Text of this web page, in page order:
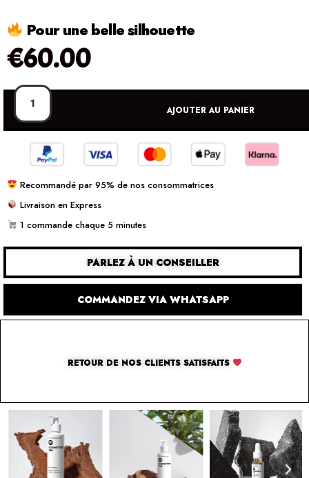
Pour une belle silhouette
€60.00
AJOUTER AU PANIER
Recommandé par 95% de nos consommatrices
Livraison en Express
1 commande chaque 5 minutes
PARLEZ À UN CONSEILLER
COMMANDEZ VIA WHATSAPP
RETOUR DE NOS CLIENTS SATISFAITS